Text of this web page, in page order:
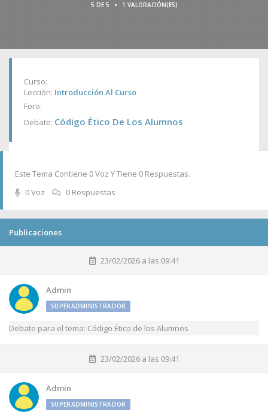
5 DE 5 • 1 VALORACIÓN(ES)
Curso:
Lección: Introducción Al Curso
Foro:
Debate: Código Ético De Los Alumnos
Este Tema Contiene 0 Voz Y Tiene 0 Respuestas.
0 Voz
0 Respuestas
Publicaciones
23/02/2026 a las 09:41
Admin
SUPERADMINISTRADOR
Debate para el tema: Código Ético de los Alumnos
23/02/2026 a las 09:41
Admin
SUPERADMINISTRADOR